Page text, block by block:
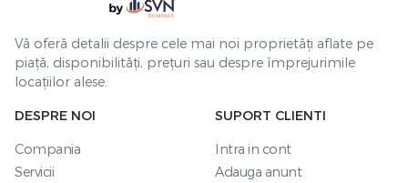
Vă oferă detalii despre cele mai noi proprietăți aflate pe
piață, disponibilități, prețuri sau despre împrejurimile
locațiilor alese.
DESPRE NOI
Compania
Servicii
SUPORT CLIENTI
Intra in cont
Adauga anunt